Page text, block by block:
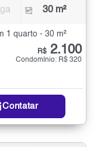
30 m²
1 quarto - 30 m²
R$ 2.100
Condomínio: R$ 320
Contatar